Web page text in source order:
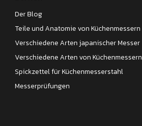
Der Blog
Teile und Anatomie von Küchenmessern
Verschiedene Arten japanischer Messer
Verschiedene Arten von Küchenmessern
Spickzettel für Küchenmesserstahl
Messerprüfungen